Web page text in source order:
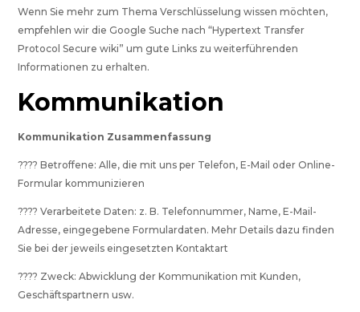
Wenn Sie mehr zum Thema Verschlüsselung wissen möchten,
empfehlen wir die Google Suche nach “Hypertext Transfer
Protocol Secure wiki” um gute Links zu weiterführenden
Informationen zu erhalten.
Kommunikation
Kommunikation Zusammenfassung
???? Betroffene: Alle, die mit uns per Telefon, E-Mail oder Online-
Formular kommunizieren
???? Verarbeitete Daten: z. B. Telefonnummer, Name, E-Mail-
Adresse, eingegebene Formulardaten. Mehr Details dazu finden
Sie bei der jeweils eingesetzten Kontaktart
???? Zweck: Abwicklung der Kommunikation mit Kunden,
Geschäftspartnern usw.